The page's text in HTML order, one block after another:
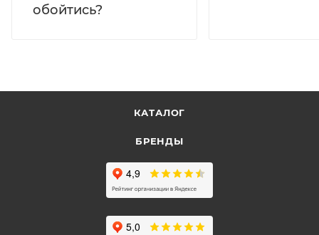
обойтись?
КАТАЛОГ
БРЕНДЫ